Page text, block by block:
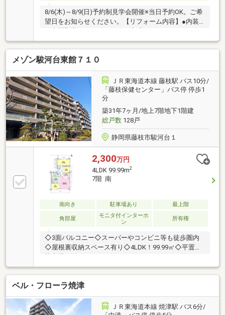
8/6(木)～8/9(日)予約制見学会開催※当日予約OK。ご希
望日をお知らせください。【リフォーム内容】●内装
ア張替え、システムキッチン新品交換、ユニットバス
新品交換、温水洗浄便座トイレ新品交換、シャワー付
き洗面化粧台新品交換、建具新品交換、クロス張替
え、クローゼット新品交換、シューズボックス新品交
換、給湯器新品交換、TVモニター付きドアホン設置、
火災警報器設置、照明LED新品交換、クリーニング
【周辺施設】・青島東小学校まで800ｍ（徒歩10
分）・青島北中学校まで1900ｍ（徒歩24分）・セブン
イレブン 藤枝駅前店
メゾン駿河台東館７１０
ＪＲ東海道本線 藤枝駅 バス10分/
「藤枝保健センター」バス停 停歩1
分
築31年7ヶ月/地上7階地下1階建
総戸数128戸
静岡県藤枝市駿河台１
2,300万円
4LDK 99.99m2
7階 南
南向き 駐車場あり 最上階
角部屋
モニタ付インターホ
ン
所有権
◇3面バルコニー◇スーパーやコンビニ等も徒歩圏内
◇屋根裏収納スペース有り◇4LDK！99.99㎡◇平置き
ベル・フローラ焼津
ＪＲ東海道本線 焼津駅 バス6分/